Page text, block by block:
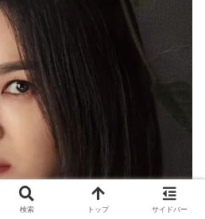
検索 トップ サイドバー